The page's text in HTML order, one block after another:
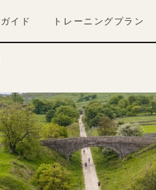
ガイド トレーニングプラン